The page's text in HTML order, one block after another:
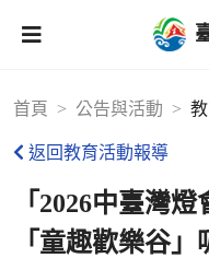
首頁 公告與活動
返回教育活動報導
「2026中臺灣
「童趣歡樂谷